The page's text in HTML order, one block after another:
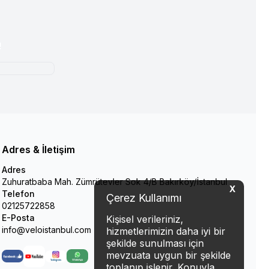
X
Çerez Kullanımı
Kişisel verileriniz,
hizmetlerimizin daha iyi bir
şekilde sunulması için
mevzuata uygun bir şekilde
Adres & İletişim
Adres
Zuhuratbaba Mah. Zümrütevler Sok 4/B Bakırköy/İstanbul
Telefon
02125722858
E-Posta
info@veloistanbul.com
Facebook
YoutubeInstagramWhatsApp